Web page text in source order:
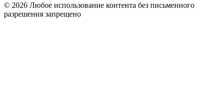
© 2026 Любое использование контента без письменного
разрешения запрещено